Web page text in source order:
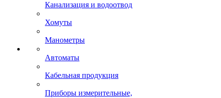
Канализация и водоотвод
Хомуты
Манометры
Автоматы
Кабельная продукция
Приборы измерительные,